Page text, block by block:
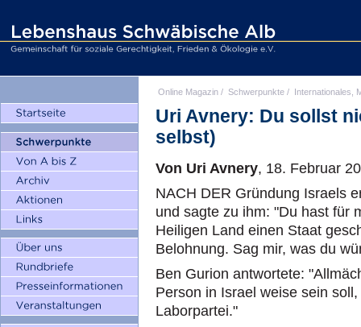
Online Magazin / Schwerpunkte / Internationales,
Uri Avnery: Du sollst
selbst)
Von Uri Avnery, 18. Februar
NACH DER Gründung Israels
und sagte zu ihm: "Du hast für
Heiligen Land einen Staat
Belohnung. Sag mir, was du
Ben Gurion antwortete:
Person in Israel weise sein
Laborpartei."